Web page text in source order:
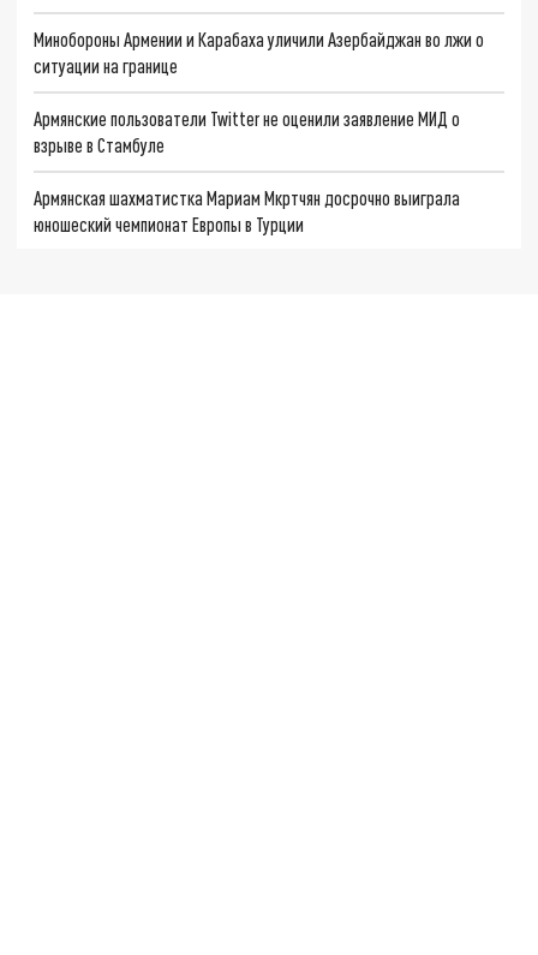
Минобороны Армении и Карабаха уличили Азербайджан во лжи о
ситуации на границе
Армянские пользователи Twitter не оценили заявление МИД о
взрыве в Стамбуле
Армянская шахматистка Мариам Мкртчян досрочно выиграла
юношеский чемпионат Европы в Турции